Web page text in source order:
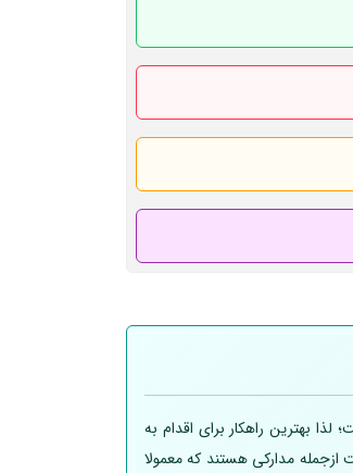
بهترین راهکار برای اقدام به
ازجمله مدارکی هستند که معمولا